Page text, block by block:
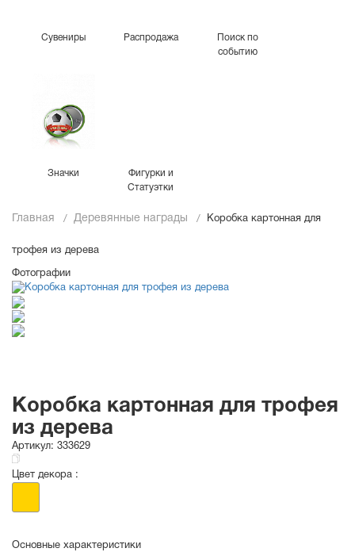
Сувениры Распродажа
Поиск по
событию
Значки
Фигурки и
Статуэтки
Главная Деревянные награды Коробка картонная для
трофея из дерева
Фотографии
Коробка картонная для трофея
из дерева
Артикул: 333629
Цвет декора :
Основные характеристики